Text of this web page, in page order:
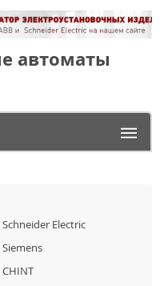
автоматы
Schneider Electric
Siemens
CHINT